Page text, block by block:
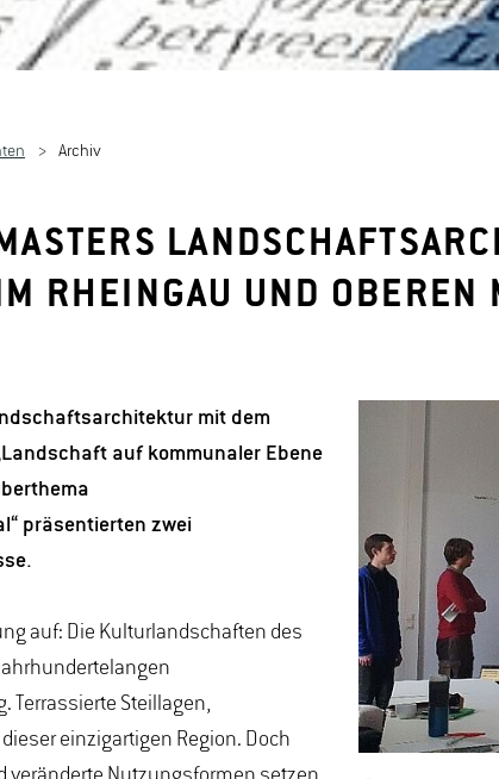
Archiv
RHEINGAU UND OBEREN
mit dem
auf kommunaler Ebene
präsentierten zwei
auf: Die Kulturlandschaften des
Terrassierte Steillagen,
einzigartigen Region. Doch